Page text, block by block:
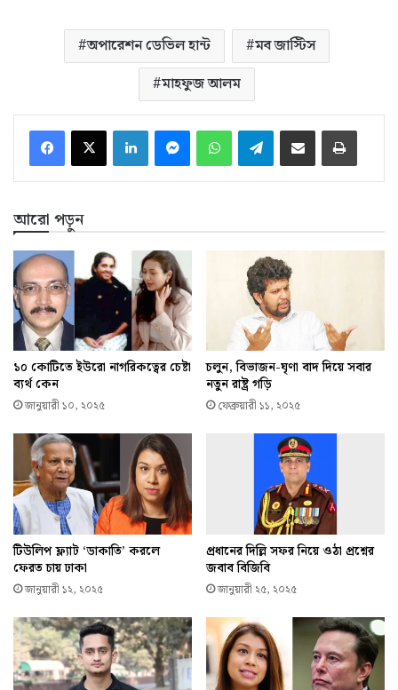
অপারেশন ডেভিল হান্ট
মব জাস্টিস
মাহফুজ আলম
LinkedInMessengerWhatsAppTelegramইমেইলে শেয়ার করুন প্রিন্ট
আরো পড়ুন
১০ কোটিতে ইউরো নাগরিকত্বের চেষ্টা
ব্যর্থ কেন
জানুয়ারী ১০, ২০২৫
চলুন, বিভাজন-ঘৃণা বাদ দিয়ে সবার
নতুন রাষ্ট্র গড়ি
ফেব্রুয়ারী ১১, ২০২৫
টিউলিপ ফ্ল্যাট ‘ডাকাতি’ করলে
ফেরত চায় ঢাকা
জানুয়ারী ১২, ২০২৫
প্রধানের দিল্লি সফর নিয়ে ওঠা প্রশ্নের
জবাব বিজিবি
জানুয়ারী ২৫, ২০২৫